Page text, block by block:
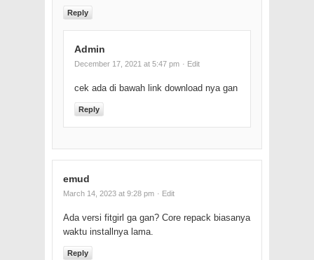
Reply
Admin
December 17, 2021 at 5:47 pm · Edit
cek ada di bawah link download nya gan
Reply
emud
March 14, 2023 at 9:28 pm · Edit
Ada versi fitgirl ga gan? Core repack biasanya
waktu installnya lama.
Reply